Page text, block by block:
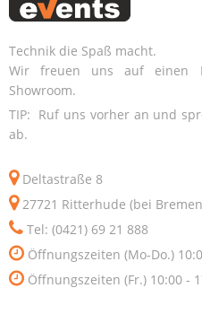
Technik die Spaß macht.
Wir freuen uns auf einen
Showroom.
TIP: Ruf uns vorher an und
ab.
Deltastraße 8
27721 Ritterhude (bei
Tel: (0421) 69 21 888
Öffnungszeiten (Mo-Do.)
Öffnungszeiten (Fr.) 10:00 -